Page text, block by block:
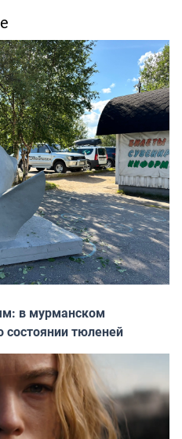
в мурманском
состоянии тюленей